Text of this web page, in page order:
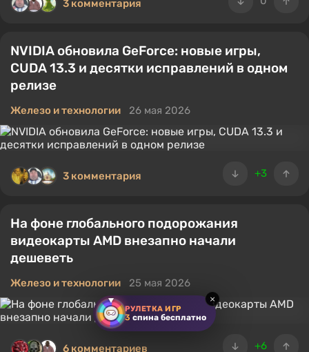
РУЛЕТКА ИГР
3 спина бесплатно
×
3 комментария
NVIDIA обновила GeForce: новые игры,
CUDA 13.3 и десятки исправлений в одном
релизе
Железо и технологии 26 мая 2026
+3
3 комментария
На фоне глобального подорожания
видеокарты AMD внезапно начали
дешеветь
Железо и технологии 25 мая 2026
+6
6 комментариев